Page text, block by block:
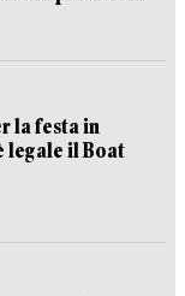
la festa in
legale il Boat